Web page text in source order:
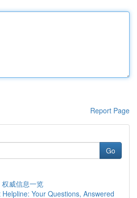
Report Page
Go
威信息一览
Your Questions, Answered